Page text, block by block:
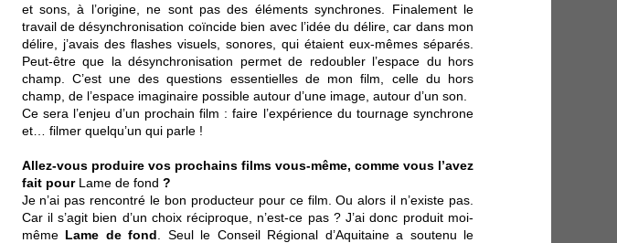
et sons, à l’origine, ne sont pas des éléments synchrones. Finalement le
travail de désynchronisation coïncide bien avec l’idée du délire, car dans mon
délire, j’avais des flashes visuels, sonores, qui étaient eux-mêmes séparés.
Peut-être que la désynchronisation permet de redoubler l’espace du hors
champ. C’est une des questions essentielles de mon film, celle du hors
champ, de l’espace imaginaire possible autour d’une image, autour d’un son.
Ce sera l’enjeu d’un prochain film : faire l’expérience du tournage synchrone
et… filmer quelqu’un qui parle !
Allez-vous produire vos prochains films vous-même, comme vous l’avez
fait pour Lame de fond ?
Je n’ai pas rencontré le bon producteur pour ce film. Ou alors il n’existe pas.
Car il s’agit bien d’un choix réciproque, n’est-ce pas ? J’ai donc produit moi-
même Lame de fond . Seul le Conseil Régional d’Aquitaine a soutenu le